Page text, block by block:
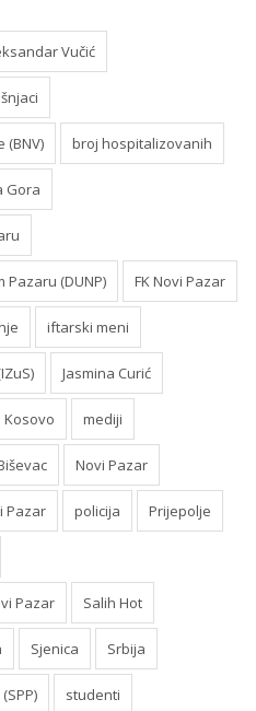
Vučić
(BNV) broj hospitalizovanih
Gora
(DUNP) FK Novi Pazar
iftarski meni
Jasmina Curić
Kosovo mediji
Novi Pazar
Pazar policija Prijepolje
Pazar Salih Hot
Sjenica Srbija
studenti